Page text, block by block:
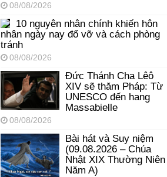
08/08/2026
10 nguyên nhân chính khiến hôn
nhân ngày nay đổ vỡ và cách phòng
tránh
08/08/2026
Đức Thánh Cha Lêô
XIV sẽ thăm Pháp: Từ
UNESCO đến hang
Massabielle
08/08/2026
Bài hát và Suy niệm
(09.08.2026 – Chúa
Nhật XIX Thường Niên
Năm A)